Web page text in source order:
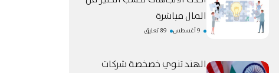
المال مباشرة
9 أغسطس 89 تعليق
الهند تنوي خصخصة شركات